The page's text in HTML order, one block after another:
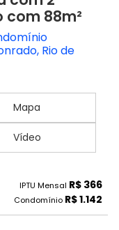
com 88m²
Rio de
Mapa
Vídeo
IPTU Mensal R$ 366
Condomínio R$ 1.142